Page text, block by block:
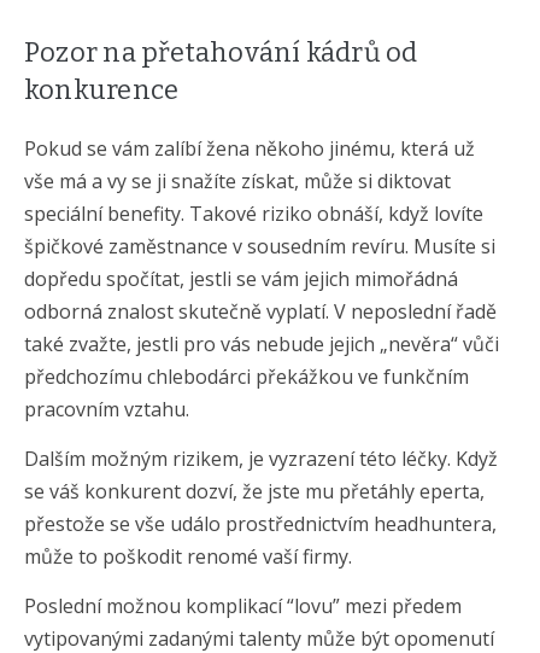
Pozor na přetahování kádrů od
konkurence
Pokud se vám zalíbí žena někoho jinému, která už
vše má a vy se ji snažíte získat, může si diktovat
speciální benefity. Takové riziko obnáší, když lovíte
špičkové zaměstnance v sousedním revíru. Musíte si
dopředu spočítat, jestli se vám jejich mimořádná
odborná znalost skutečně vyplatí. V neposlední řadě
také zvažte, jestli pro vás nebude jejich „nevěra“ vůči
předchozímu chlebodárci překážkou ve funkčním
pracovním vztahu.
Dalším možným rizikem, je vyzrazení této léčky. Když
se váš konkurent dozví, že jste mu přetáhly eperta,
přestože se vše událo prostřednictvím headhuntera,
může to poškodit renomé vaší firmy.
Poslední možnou komplikací “lovu” mezi předem
vytipovanými zadanými talenty může být opomenutí